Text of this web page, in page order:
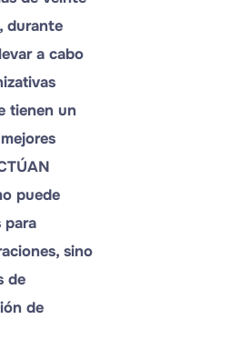
durante
a cabo
tienen un
puede
para
sino
de
de